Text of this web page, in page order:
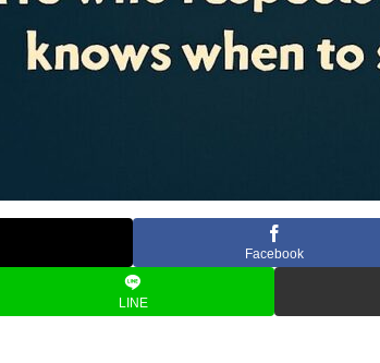
Facebook
LINE